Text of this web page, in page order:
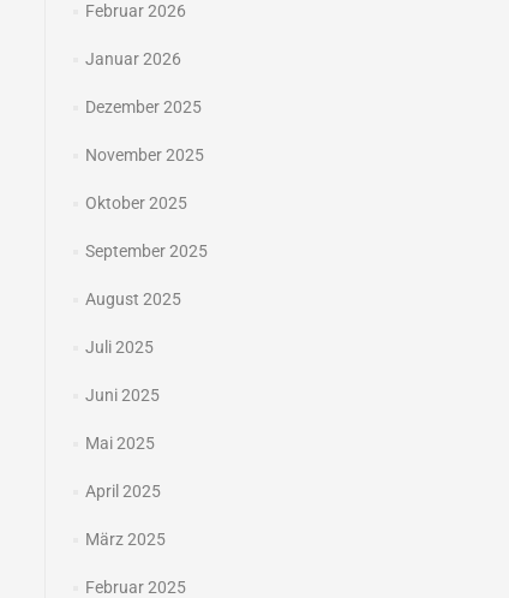
Februar 2026
Januar 2026
Dezember 2025
November 2025
Oktober 2025
September 2025
August 2025
Juli 2025
Juni 2025
Mai 2025
April 2025
März 2025
Februar 2025